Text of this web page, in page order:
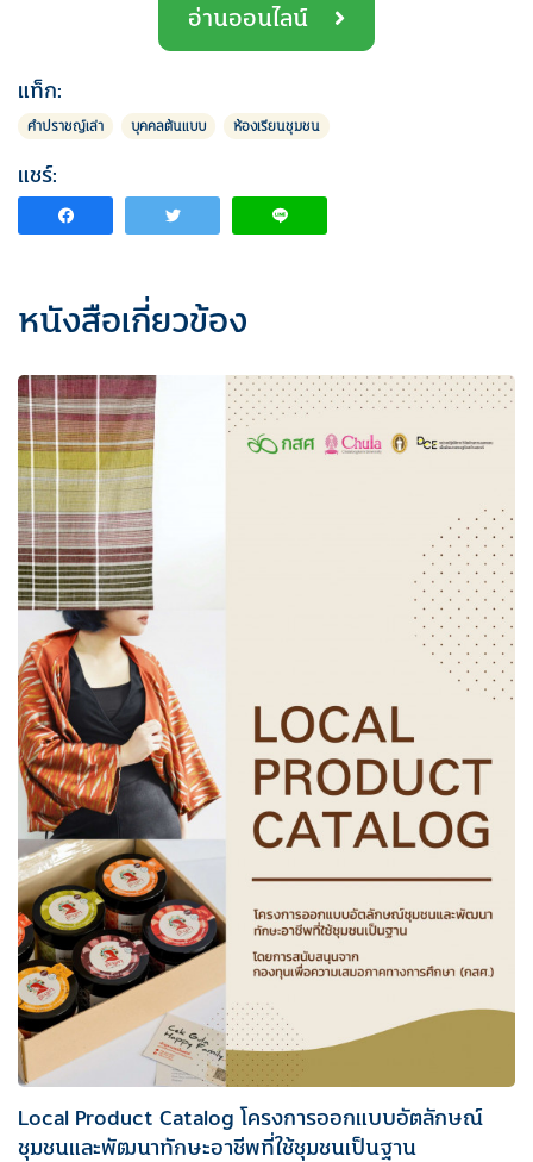
อ่านออนไลน์
แท็ก:
คำปราชญ​์เล่า บุคคลต้นแบบ ห้องเรียนชุมชน
แชร์:
หนังสือเกี่ยวข้อง
Local Product Catalog โครงการออกแบบอัตลักษณ์
ชุมชนและพัฒนาทักษะอาชีพที่ใช้ชุมชนเป็นฐาน